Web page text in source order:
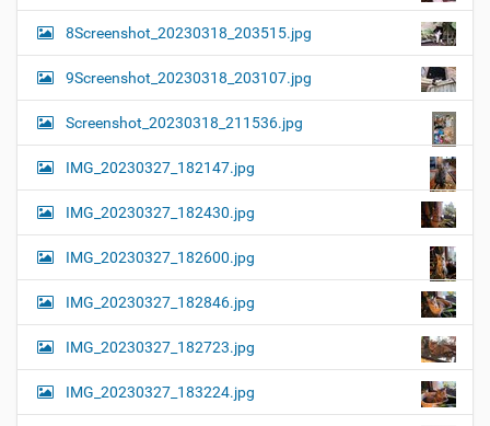
8Screenshot_20230318_203515.jpg
9Screenshot_20230318_203107.jpg
Screenshot_20230318_211536.jpg
IMG_20230327_182147.jpg
IMG_20230327_182430.jpg
IMG_20230327_182600.jpg
IMG_20230327_182846.jpg
IMG_20230327_182723.jpg
IMG_20230327_183224.jpg